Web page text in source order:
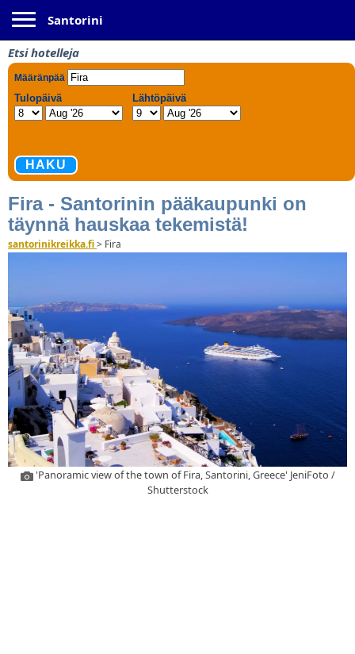
Santorini
Etsi hotelleja
Fira - Santorinin pääkaupunki on
täynnä hauskaa tekemistä!
santorinikreikka.fi> Fira
'Panoramic view of the town of Fira, Santorini, Greece' JeniFoto /
Shutterstock